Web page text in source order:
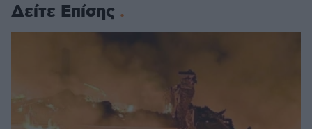
Δείτε Επίσης